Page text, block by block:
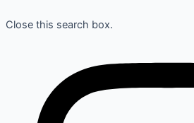
Close this search box.